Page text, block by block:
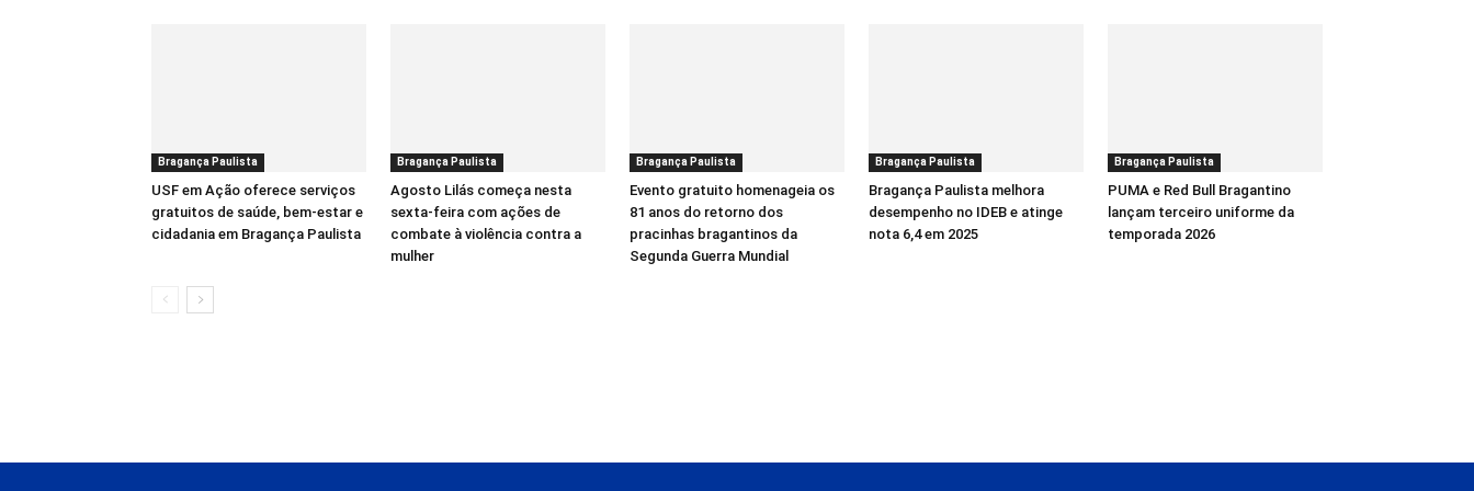
Bragança Paulista
USF em Ação oferece serviços
gratuitos de saúde, bem-estar e
cidadania em Bragança Paulista
Bragança Paulista
Agosto Lilás começa nesta
sexta-feira com ações de
combate à violência contra a
mulher
Bragança Paulista
Evento gratuito homenageia os
81 anos do retorno dos
pracinhas bragantinos da
Segunda Guerra Mundial
Bragança Paulista
Bragança Paulista melhora
desempenho no IDEB e atinge
nota 6,4 em 2025
Bragança Paulista
PUMA e Red Bull Bragantino
lançam terceiro uniforme da
temporada 2026